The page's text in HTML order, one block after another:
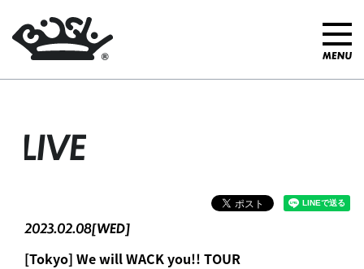
LIVE
2023.02.08[WED]
[Tokyo] We will WACK you!! TOUR